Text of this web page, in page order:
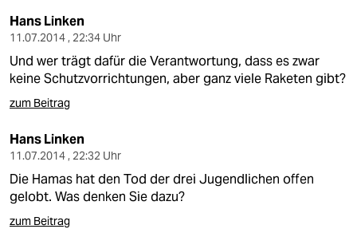
verlag
shop
fragen & hilfe
unterstützen
abo
genossenschaft
Hans Linken
11.07.2014 , 22:34 Uhr
Und wer trägt dafür die Verantwortung, dass es zwar
keine Schutzvorrichtungen, aber ganz viele Raketen gibt?
zum Beitrag
Hans Linken
11.07.2014 , 22:32 Uhr
Die Hamas hat den Tod der drei Jugendlichen offen
gelobt. Was denken Sie dazu?
zum Beitrag